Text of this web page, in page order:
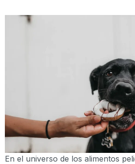
En el universo de los alimentos